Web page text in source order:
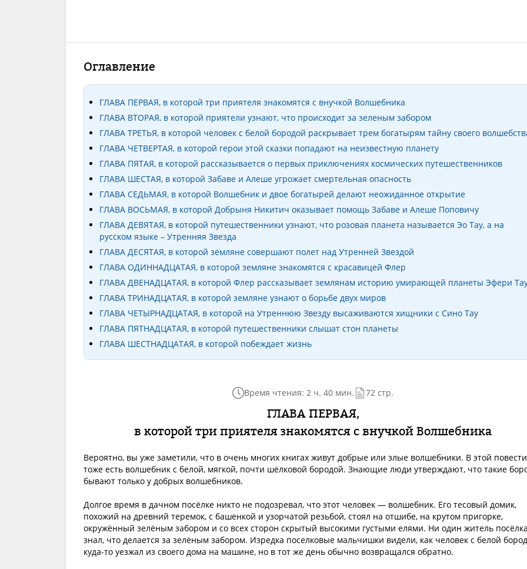
Оглавление
ГЛАВА ПЕРВАЯ, в которой три приятеля знакомятся с внучкой Волшебника
ГЛАВА ВТОРАЯ, в которой приятели узнают, что происходит за зеленым забором
ГЛАВА ТРЕТЬЯ, в которой человек с белой бородой раскрывает трем богатырям тайну своего
ГЛАВА ЧЕТВЕРТАЯ, в которой герои этой сказки попадают на неизвестную планету
ГЛАВА ПЯТАЯ, в которой рассказывается о первых приключениях космических путешественников
ГЛАВА ШЕСТАЯ, в которой Забаве и Алеше угрожает смертельная опасность
ГЛАВА СЕДЬМАЯ, в которой Волшебник и двое богатырей делают неожиданное открытие
ГЛАВА ВОСЬМАЯ, в которой Добрыня Никитич оказывает помощь Забаве и Алеше Поповичу
ГЛАВА ДЕВЯТАЯ, в которой путешественники узнают, что розовая планета называется Эо Тау, а на
русском языке – Утренняя Звезда
ГЛАВА ДЕСЯТАЯ, в которой земляне совершают полет над Утренней Звездой
ГЛАВА ОДИННАДЦАТАЯ, в которой земляне знакомятся с красавицей Флер
ГЛАВА ДВЕНАДЦАТАЯ, в которой Флер рассказывает землянам историю умирающей планеты Эфери
ГЛАВА ТРИНАДЦАТАЯ, в которой земляне узнают о борьбе двух миров
ГЛАВА ЧЕТЫРНАДЦАТАЯ, в которой на Утреннюю Звезду высаживаются хищники с Сино Тау
ГЛАВА ПЯТНАДЦАТАЯ, в которой путешественники слышат стон планеты
ГЛАВА ШЕСТНАДЦАТАЯ, в которой побеждает жизнь
Время чтения: 2 ч. 40 мин. 72 стр.
ГЛАВА ПЕРВАЯ,
в которой три приятеля знакомятся с внучкой Волшебника
Вероятно, вы уже заметили, что в очень многих книгах живут добрые или злые волшебники. В этой повести
тоже есть волшебник с белой, мягкой, почти шёлковой бородой. Знающие люди утверждают, что такие
бывают только у добрых волшебников.
Долгое время в дачном посёлке никто не подозревал, что этот человек — волшебник. Его тесовый домик,
похожий на древний теремок, с башенкой и узорчатой резьбой, стоял на отшибе, на крутом пригорке,
окружённый зелёным забором и со всех сторон скрытый высокими густыми елями. Ни один житель
знал, что делается за зелёным забором. Изредка поселковые мальчишки видели, как человек с белой
куда-то уезжал из своего дома на машине, но в тот же день обычно возвращался обратно.